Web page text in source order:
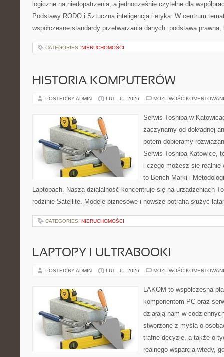
logiczne na niedopatrzenia, a jednocześnie czytelne dla
Podstawy RODO i Sztuczna inteligencja i etyka. W centrum
współczesne standardy przetwarzania danych: podstawa
CATEGORIES: NIERUCHOMOŚCI
HISTORIA KOMPUTERÓW
POSTED BY ADMIN LUT - 6 - 2026 MOŻLIWOŚĆ
Serwis Toshiba w
zaczynamy od dokładnej
potem dobieramy
Serwis Toshiba Katowice,
i czego możesz się realnie
to Bench-Marki i
Laptopach. Nasza działalność koncentruje się na urządzeniach
rodzinie Satellite. Modele biznesowe i nowsze potrafią służyć
CATEGORIES: NIERUCHOMOŚCI
LAPTOPY I ULTRABOOKI
POSTED BY ADMIN LUT - 6 - 2026 MOŻLIWOŚĆ
LAKOM to współczesna
komponentom PC oraz
działają nam w
stworzone z myślą o
trafne decyzje, a także o
realnego wsparcia wtedy,